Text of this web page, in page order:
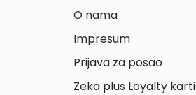
O nama
Impresum
Prijava za posao
Zeka plus Loyalty